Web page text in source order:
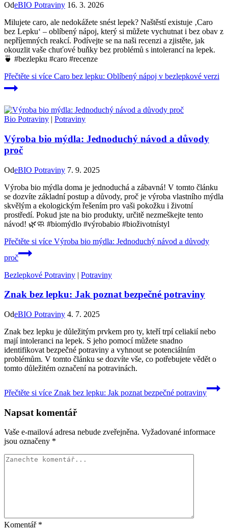
OdeBIO Potraviny 16. 3. 2026
Milujete caro, ale nedokážete snést lepek? Naštěstí existuje ‚Caro
bez Lepku‘ – oblíbený nápoj, který si můžete vychutnat i bez obav z
nepříjemných reakcí. Podívejte se na naši recenzi a zjistěte, jak
okouzlit vaše chuťové buňky bez problémů s intolerancí na lepek.
🍵 #bezlepku #caro #recenze
Přečtěte si více Caro bez lepku: Oblíbený nápoj v bezlepkové verzi
Bio Potraviny | Potraviny
Výroba bio mýdla: Jednoduchý návod a důvody
proč
OdeBIO Potraviny 7. 9. 2025
Výroba bio mýdla doma je jednoduchá a zábavná! V tomto článku
se dozvíte základní postup a důvody, proč je výroba vlastního mýdla
skvělým a ekologickým řešením pro vaši pokožku i životní
prostředí. Pokud jste na bio produkty, určitě nezmeškejte tento
návod! 🌿🧼 #biomýdlo #výrobabio #bioživotnístyl
Přečtěte si více Výroba bio mýdla: Jednoduchý návod a důvody
proč
Bezlepkové Potraviny | Potraviny
Znak bez lepku: Jak poznat bezpečné potraviny
OdeBIO Potraviny 4. 7. 2025
Znak bez lepku je důležitým prvkem pro ty, kteří trpí celiakií nebo
mají intoleranci na lepek. S jeho pomocí můžete snadno
identifikovat bezpečné potraviny a vyhnout se potenciálním
problémům. V tomto článku se dozvíte vše, co potřebujete vědět o
tomto důležitém označení na potravinách.
Přečtěte si více Znak bez lepku: Jak poznat bezpečné potraviny
Napsat komentář
Vaše e-mailová adresa nebude zveřejněna. Vyžadované informace
jsou označeny *
Komentář *